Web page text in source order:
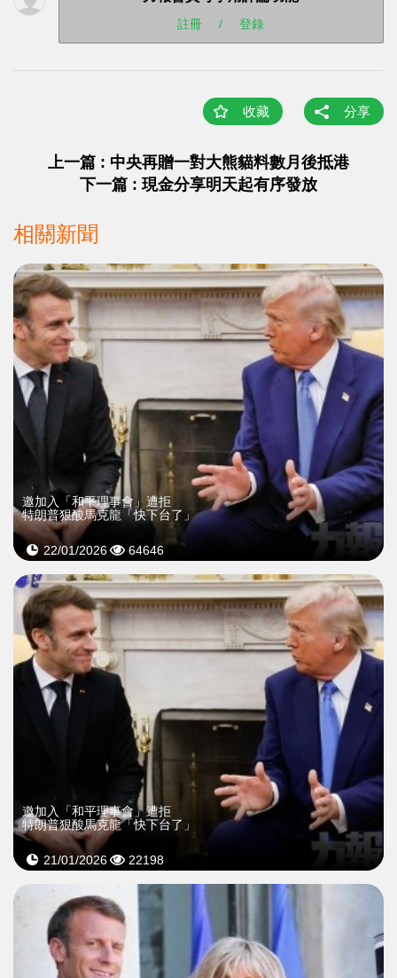
註冊 / 登錄
收藏 分享
上一篇 : 中央再贈一對大熊貓料數月後抵港
下一篇 : 現金分享明天起有序發放
相關新聞
邀加入「和平理事會」遭拒
特朗普狠酸馬克龍「快下台了」
22/01/2026 64646
邀加入「和平理事會」遭拒
特朗普狠酸馬克龍「快下台了」
21/01/2026 22198